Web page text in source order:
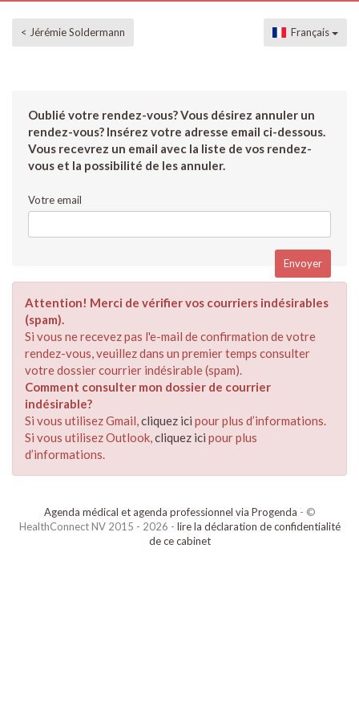
< Jérémie Soldermann Français
Oublié votre rendez-vous? Vous désirez annuler un
rendez-vous? Insérez votre adresse email ci-dessous.
Vous recevrez un email avec la liste de vos rendez-
vous et la possibilité de les annuler.
Votre email
Attention! Merci de vérifier vos courriers indésirables
(spam).
Si vous ne recevez pas l'e-mail de confirmation de votre
rendez-vous, veuillez dans un premier temps consulter
votre dossier courrier indésirable (spam).
Comment consulter mon dossier de courrier
indésirable?
Si vous utilisez Gmail,cliquez ici pour plus d’informations.
Si vous utilisez Outlook,cliquez ici pour plus
d’informations.
Agenda médical et agenda professionnel via Progenda - ©
HealthConnect NV 2015 - 2026 - lire la déclaration de confidentialité
de ce cabinet